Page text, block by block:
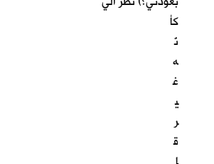
كأ
نّ
ه
غ
ي
ر
ق